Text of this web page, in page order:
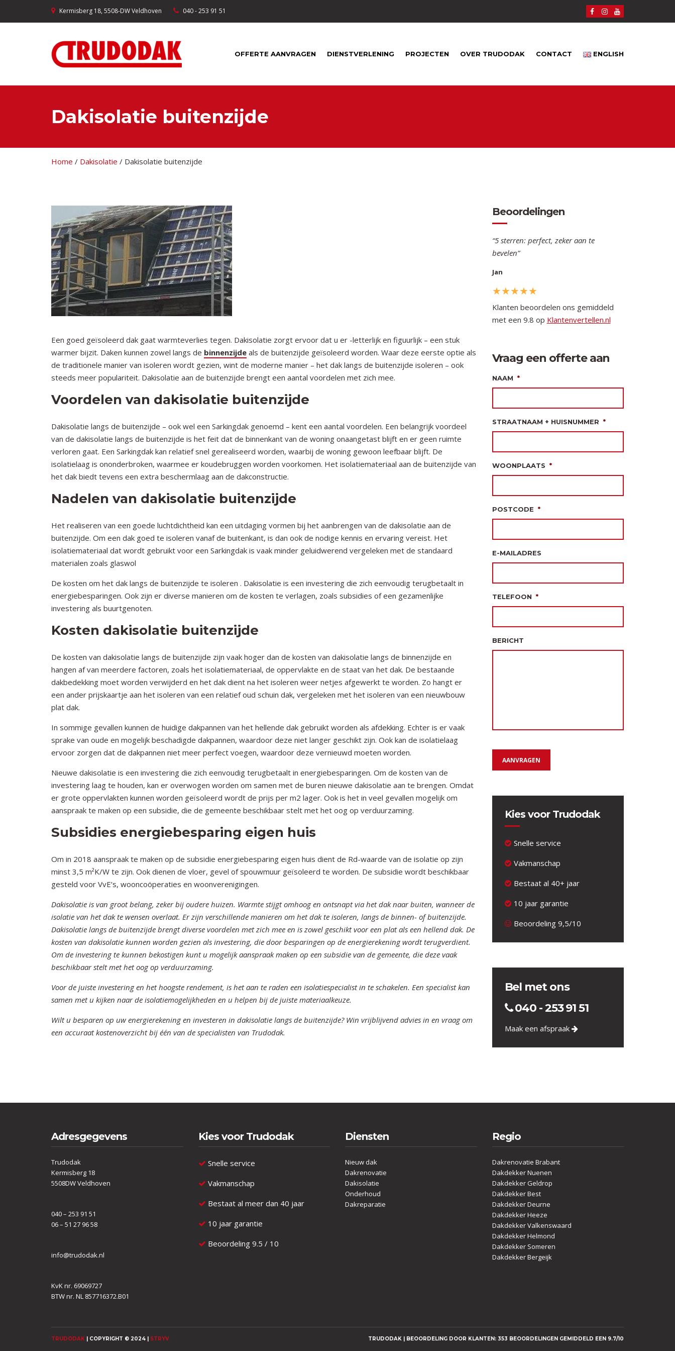
Kermisberg 18, 5508-DW Veldhoven 040 - 253 91 51
OFFERTE AANVRAGEN DIENSTVERLENING PROJECTEN OVER TRUDODAK CONTACT ENGLISH
Dakisolatie buitenzijde
Home / Dakisolatie / Dakisolatie buitenzijde
Een goed geïsoleerd dak gaat warmteverlies tegen. Dakisolatie zorgt ervoor dat u er -letterlijk en figuurlijk – een stuk
warmer bijzit. Daken kunnen zowel langs de binnenzijde als de buitenzijde geïsoleerd worden. Waar deze eerste optie als
de traditionele manier van isoleren wordt gezien, wint de moderne manier – het dak langs de buitenzijde isoleren – ook
steeds meer populariteit. Dakisolatie aan de buitenzijde brengt een aantal voordelen met zich mee.
Voordelen van dakisolatie buitenzijde
Dakisolatie langs de buitenzijde – ook wel een Sarkingdak genoemd – kent een aantal voordelen. Een belangrijk voordeel
van de dakisolatie langs de buitenzijde is het feit dat de binnenkant van de woning onaangetast blijft en er geen ruimte
verloren gaat. Een Sarkingdak kan relatief snel gerealiseerd worden, waarbij de woning gewoon leefbaar blijft. De
isolatielaag is ononderbroken, waarmee er koudebruggen worden voorkomen. Het isolatiemateriaal aan de buitenzijde van
het dak biedt tevens een extra beschermlaag aan de dakconstructie.
Nadelen van dakisolatie buitenzijde
Het realiseren van een goede luchtdichtheid kan een uitdaging vormen bij het aanbrengen van de dakisolatie aan de
buitenzijde. Om een dak goed te isoleren vanaf de buitenkant, is dan ook de nodige kennis en ervaring vereist. Het
isolatiemateriaal dat wordt gebruikt voor een Sarkingdak is vaak minder geluidwerend vergeleken met de standaard
materialen zoals glaswol
De kosten om het dak langs de buitenzijde te isoleren . Dakisolatie is een investering die zich eenvoudig terugbetaalt in
energiebesparingen. Ook zijn er diverse manieren om de kosten te verlagen, zoals subsidies of een gezamenlijke
investering als buurtgenoten.
Kosten dakisolatie buitenzijde
De kosten van dakisolatie langs de buitenzijde zijn vaak hoger dan de kosten van dakisolatie langs de binnenzijde en
hangen af van meerdere factoren, zoals het isolatiemateriaal, de oppervlakte en de staat van het dak. De bestaande
dakbedekking moet worden verwijderd en het dak dient na het isoleren weer netjes afgewerkt te worden. Zo hangt er
een ander prijskaartje aan het isoleren van een relatief oud schuin dak, vergeleken met het isoleren van een nieuwbouw
plat dak.
In sommige gevallen kunnen de huidige dakpannen van het hellende dak gebruikt worden als afdekking. Echter is er vaak
sprake van oude en mogelijk beschadigde dakpannen, waardoor deze niet langer geschikt zijn. Ook kan de isolatielaag
ervoor zorgen dat de dakpannen niet meer perfect voegen, waardoor deze vernieuwd moeten worden.
Nieuwe dakisolatie is een investering die zich eenvoudig terugbetaalt in energiebesparingen. Om de kosten van de
investering laag te houden, kan er overwogen worden om samen met de buren nieuwe dakisolatie aan te brengen. Omdat
er grote oppervlakten kunnen worden geïsoleerd wordt de prijs per m2 lager. Ook is het in veel gevallen mogelijk om
aanspraak te maken op een subsidie, die de gemeente beschikbaar stelt met het oog op verduurzaming.
Subsidies energiebesparing eigen huis
Om in 2018 aanspraak te maken op de subsidie energiebesparing eigen huis dient de Rd-waarde van de isolatie op zijn
minst 3,5 m²K/W te zijn. Ook dienen de vloer, gevel of spouwmuur geïsoleerd te worden. De subsidie wordt beschikbaar
gesteld voor VvE’s, wooncoöperaties en woonverenigingen.
Dakisolatie is van groot belang, zeker bij oudere huizen. Warmte stijgt omhoog en ontsnapt via het dak naar buiten, wanneer de
isolatie van het dak te wensen overlaat. Er zijn verschillende manieren om het dak te isoleren, langs de binnen- of buitenzijde.
Dakisolatie langs de buitenzijde brengt diverse voordelen met zich mee en is zowel geschikt voor een plat als een hellend dak. De
kosten van dakisolatie kunnen worden gezien als investering, die door besparingen op de energierekening wordt terugverdient.
Om de investering te kunnen bekostigen kunt u mogelijk aanspraak maken op een subsidie van de gemeente, die deze vaak
beschikbaar stelt met het oog op verduurzaming.
Voor de juiste investering en het hoogste rendement, is het aan te raden een isolatiespecialist in te schakelen. Een specialist kan
samen met u kijken naar de isolatiemogelijkheden en u helpen bij de juiste materiaalkeuze.
Wilt u besparen op uw energierekening en investeren in dakisolatie langs de buitenzijde? Win vrijblijvend advies in en vraag om
een accuraat kostenoverzicht bij één van de specialisten van Trudodak.
Beoordelingen
5 sterren: perfect, zeker aan te
bevelen
Jan
Klanten beoordelen ons gemiddeld
met een 9.8 op Klantenvertellen.nl
Vraag een offerte aan
NAAM *
STRAATNAAM + HUISNUMMER *
WOONPLAATS *
POSTCODE *
E-MAILADRES
TELEFOON *
BERICHT
AANVRAGEN
Kies voor Trudodak
Snelle service
Vakmanschap
Bestaat al 40+ jaar
10 jaar garantie
Beoordeling 9,5/10
Bel met ons
040 - 253 91 51
Maak een afspraak
Adresgegevens
Trudodak
Kermisberg 18
5508DW Veldhoven
040 – 253 91 51
06 – 51 27 96 58
info@trudodak.nl
KvK nr. 69069727
BTW nr. NL 857716372.B01
Kies voor Trudodak
Snelle service
Vakmanschap
Bestaat al meer dan 40 jaar
10 jaar garantie
Beoordeling 9.5 / 10
Diensten
Nieuw dak
Dakrenovatie
Dakisolatie
Onderhoud
Dakreparatie
Regio
Dakrenovatie Brabant
Dakdekker Nuenen
Dakdekker Geldrop
Dakdekker Best
Dakdekker Deurne
Dakdekker Heeze
Dakdekker Valkenswaard
Dakdekker Helmond
Dakdekker Someren
Dakdekker Bergeijk
TRUDODAK | COPYRIGHT © 2024 | STRYV TRUDODAK | BEOORDELING DOOR KLANTEN: 353 BEOORDELINGEN GEMIDDELD EEN 9.7/10